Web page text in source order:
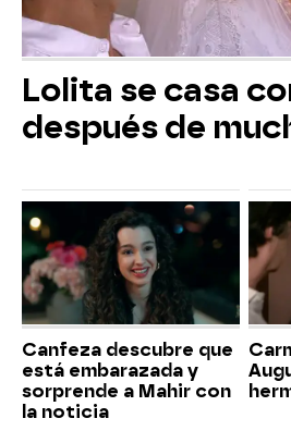
Lolita se casa
después de
Canfeza descubre que
está embarazada y
sorprende a Mahir con
la noticia